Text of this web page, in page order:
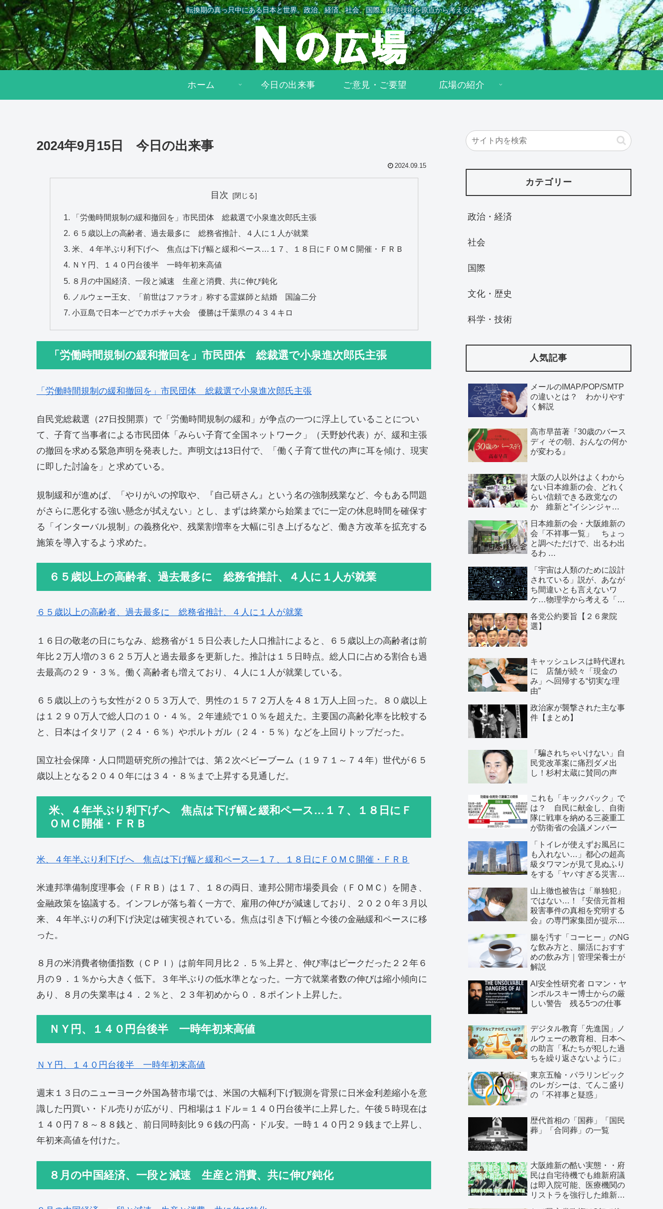
転換期の真っ只中にある日本と世界。政治、経済、社会、国際、科学技術を原点から考える。
ホーム 今日の出来事 ご意見・ご要望 広場の紹介
2024年9月15日 今日の出来事
2024.09.15
目次
「労働時間規制の緩和撤回を」市民団体 総裁選で小泉進次郎氏主張
６５歳以上の高齢者、過去最多に 総務省推計、４人に１人が就業
米、４年半ぶり利下げへ 焦点は下げ幅と緩和ペース…１７、１８日にＦＯＭＣ開催・ＦＲＢ
ＮＹ円、１４０円台後半 一時年初来高値
８月の中国経済、一段と減速 生産と消費、共に伸び鈍化
ノルウェー王女、「前世はファラオ」称する霊媒師と結婚 国論二分
小豆島で日本一どでカボチャ大会 優勝は千葉県の４３４キロ
「労働時間規制の緩和撤回を」市民団体 総裁選で小泉進次郎氏主張
「労働時間規制の緩和撤回を」市民団体 総裁選で小泉進次郎氏主張
自民党総裁選（27日投開票）で「労働時間規制の緩和」が争点の一つに浮上していることについ
て、子育て当事者による市民団体「みらい子育て全国ネットワーク」（天野妙代表）が、緩和主張
の撤回を求める緊急声明を発表した。声明文は13日付で、「働く子育て世代の声に耳を傾け、現実
に即した討論を」と求めている。
規制緩和が進めば、「やりがいの搾取や、『自己研さん』という名の強制残業など、今もある問題
がさらに悪化する強い懸念が拭えない」とし、まずは終業から始業までに一定の休息時間を確保す
る「インターバル規制」の義務化や、残業割増率を大幅に引き上げるなど、働き方改革を拡充する
施策を導入するよう求めた。
６５歳以上の高齢者、過去最多に 総務省推計、４人に１人が就業
６５歳以上の高齢者、過去最多に 総務省推計、４人に１人が就業
１６日の敬老の日にちなみ、総務省が１５日公表した人口推計によると、６５歳以上の高齢者は前
年比２万人増の３６２５万人と過去最多を更新した。推計は１５日時点。総人口に占める割合も過
去最高の２９・３％。働く高齢者も増えており、４人に１人が就業している。
６５歳以上のうち女性が２０５３万人で、男性の１５７２万人を４８１万人上回った。８０歳以上
は１２９０万人で総人口の１０・４％。２年連続で１０％を超えた。主要国の高齢化率を比較する
と、日本はイタリア（２４・６％）やポルトガル（２４・５％）などを上回りトップだった。
国立社会保障・人口問題研究所の推計では、第２次ベビーブーム（１９７１～７４年）世代が６５
歳以上となる２０４０年には３４・８％まで上昇する見通しだ。
米、４年半ぶり利下げへ 焦点は下げ幅と緩和ペース…１７、１８日にＦ
ＯＭＣ開催・ＦＲＢ
米、４年半ぶり利下げへ 焦点は下げ幅と緩和ペース―１７、１８日にＦＯＭＣ開催・ＦＲＢ
米連邦準備制度理事会（ＦＲＢ）は１７、１８の両日、連邦公開市場委員会（ＦＯＭＣ）を開き、
金融政策を協議する。インフレが落ち着く一方で、雇用の伸びが減速しており、２０２０年３月以
来、４年半ぶりの利下げ決定は確実視されている。焦点は引き下げ幅と今後の金融緩和ペースに移
った。
８月の米消費者物価指数（ＣＰＩ）は前年同月比２．５％上昇と、伸び率はピークだった２２年６
月の９．１％から大きく低下。３年半ぶりの低水準となった。一方で就業者数の伸びは縮小傾向に
あり、８月の失業率は４．２％と、２３年初めから０．８ポイント上昇した。
ＮＹ円、１４０円台後半 一時年初来高値
ＮＹ円、１４０円台後半 一時年初来高値
週末１３日のニューヨーク外国為替市場では、米国の大幅利下げ観測を背景に日米金利差縮小を意
識した円買い・ドル売りが広がり、円相場は１ドル＝１４０円台後半に上昇した。午後５時現在は
１４０円７８～８８銭と、前日同時刻比９６銭の円高・ドル安。一時１４０円２９銭まで上昇し、
年初来高値を付けた。
８月の中国経済、一段と減速 生産と消費、共に伸び鈍化
カテゴリー
政治・経済
社会
国際
文化・歴史
科学・技術
人気記事
メールのIMAP/POP/SMTP
の違いとは？ わかりやす
く解説
高市早苗著『30歳のバース
ディ その朝、おんなの何か
が変わる』
大阪の人以外はよくわから
ない日本維新の会、どれく
らい信頼できる政党なの
か 維新と“イシンジャ
る、大阪で起きていること
日本維新の会・大阪維新の
会「不祥事一覧」 ちょっ
と調べただけで、出るわ出
るわ …
「宇宙は人類のために設計
されている」説が、あなが
ち間違いとも言えないワ
ケ…物理学から考える「こ
各党公約要旨【２６衆院
選】
キャッシュレスは時代遅れ
に 店舗が続々「現金の
み」へ回帰する“切実な理
由”
政治家が襲撃された主な事
件【まとめ】
「騙されちゃいけない」自
民党改革案に痛烈ダメ出
し！杉村太蔵に賛同の声
これも「キックバック」で
は？ 自民に献金し、自衛
隊に戦車を納める三菱重工
が防衛省の会議メンバー
「トイレが使えずお風呂に
も入れない…」都心の超高
級タワマンが見て見ぬふり
をする「ヤバすぎる災害リ
山上徹也被告は「単独犯」
ではない…！『安倍元首相
殺害事件の真相を究明する
会』の専門家集団が提示し
腸を汚す「コーヒー」のNG
な飲み方と、腸活におすす
めの飲み方｜管理栄養士が
解説
AI安全性研究者 ロマン・ヤ
ンポルスキー博士からの厳
しい警告 残る5つの仕事
デジタル教育「先進国」ノ
ルウェーの教育相、日本へ
の助言「私たちが犯した過
ちを繰り返さないように」
東京五輪・パラリンピック
のレガシーは、てんこ盛り
の「不祥事と疑惑」
歴代首相の「国葬」「国民
葬」「合同葬」の一覧
大阪維新の酷い実態・・府
民は自宅待機でも維新府議
は即入院可能、医療機関の
リストラを強行した維新、